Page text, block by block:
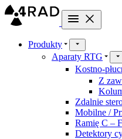
Produkty
Aparaty RTG
Kostno-
Z
Zdalnie
Mobilne /
Ramię C –
Detektory